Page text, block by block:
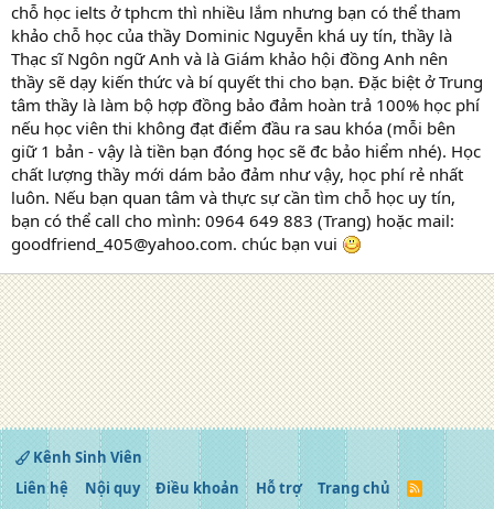
chỗ học ielts ở tphcm thì nhiều lắm nhưng bạn có thể tham
khảo chỗ học của thầy Dominic Nguyễn khá uy tín, thầy là
Thạc sĩ Ngôn ngữ Anh và là Giám khảo hội đồng Anh nên
thầy sẽ dạy kiến thức và bí quyết thi cho bạn. Đặc biệt ở Trung
tâm thầy là làm bộ hợp đồng bảo đảm hoàn trả 100% học phí
nếu học viên thi không đạt điểm đầu ra sau khóa (mỗi bên
giữ 1 bản - vậy là tiền bạn đóng học sẽ đc bảo hiểm nhé). Học
chất lượng thầy mới dám bảo đảm như vậy, học phí rẻ nhất
luôn. Nếu bạn quan tâm và thực sự cần tìm chỗ học uy tín,
bạn có thể call cho mình: 0964 649 883 (Trang) hoặc mail:
goodfriend_405@yahoo.com. chúc bạn vui
Kênh Sinh Viên
Liên hệ
Nội quy Điều khoản Hỗ trợ Trang chủ
R